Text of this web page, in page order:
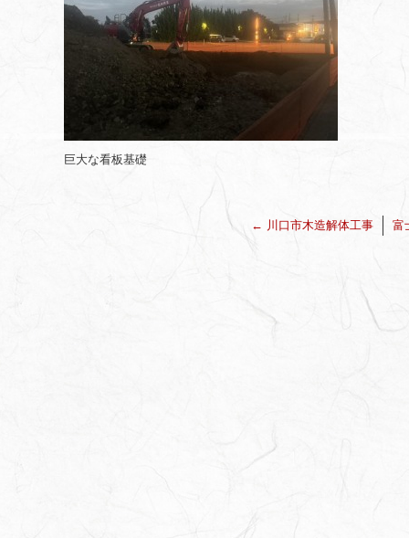
巨大な看板基礎
← 川口市木造解体工事 富